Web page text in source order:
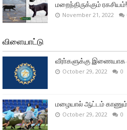
மறைந்திருக்கும் ரகசியம்!
November 21, 2022
விளையாட்டு
வீரா்களுக்கு இணையாக
October 29, 2022 0
மழையால் ஆட்டம்
October 29, 2022 0